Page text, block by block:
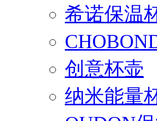
希诺保温
创意杯壶
纳米能量